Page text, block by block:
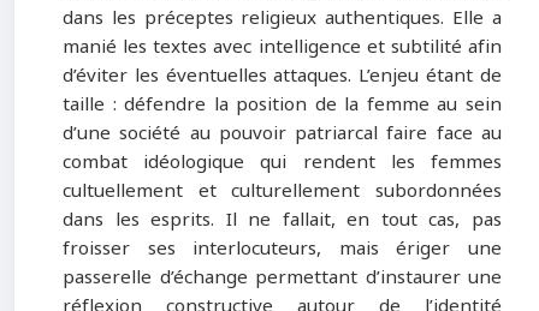
dans les préceptes religieux authentiques. Elle a
manié les textes avec intelligence et subtilité afin
d’éviter les éventuelles attaques. L’enjeu étant de
taille : défendre la position de la femme au sein
d’une société au pouvoir patriarcal faire face au
combat idéologique qui rendent les femmes
cultuellement et culturellement subordonnées
dans les esprits. Il ne fallait, en tout cas, pas
froisser ses interlocuteurs, mais ériger une
passerelle d’échange permettant d’instaurer une